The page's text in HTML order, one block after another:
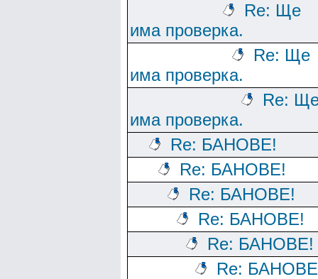
Re: Ще
има проверка.
Re: Ще
има проверка.
Re:
има проверка.
Re: БАНОВЕ!
Re: БАНОВЕ!
Re: БАНОВЕ!
Re: БАНОВЕ!
Re: БАНОВЕ!
Re: